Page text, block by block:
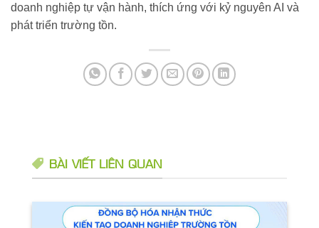
doanh nghiệp tự vận hành, thích ứng với kỷ nguyên AI và
phát triển trường tồn.
BÀI VIẾT LIÊN QUAN